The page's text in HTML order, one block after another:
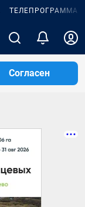
ТЕЛЕПРОГРАММА
Согласен